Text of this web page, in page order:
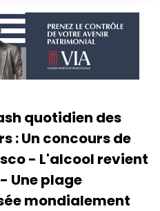
quotidien des
: Un concours de
- L'alcool revient
Une plage
mondialement